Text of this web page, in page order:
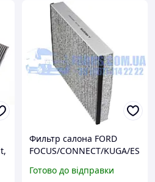
Фильтр салона FORD
FOCUS/CONNECT/KUGA/ES
SHAFER
Готово до відправки